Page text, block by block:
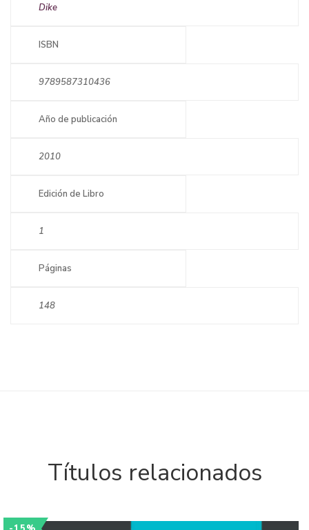
Dike
ISBN
9789587310436
Año de publicación
2010
Edición de Libro
1
Páginas
148
Títulos relacionados